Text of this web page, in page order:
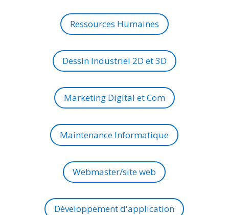
Ressources Humaines
Dessin Industriel 2D et 3D
Marketing Digital et Com
Maintenance Informatique
Webmaster/site web
Développement d'application